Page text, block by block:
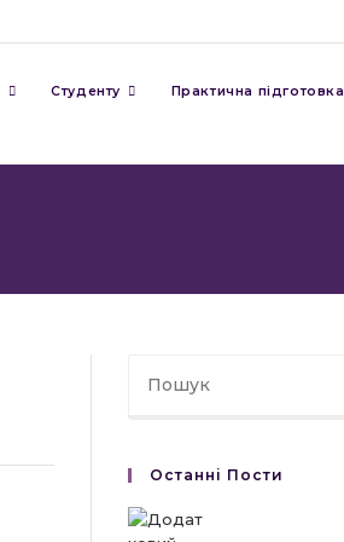
Студенту Практична підготовка
Останні Пости